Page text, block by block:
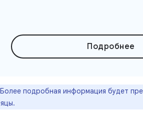
Подробнее
Более подробная информация будет